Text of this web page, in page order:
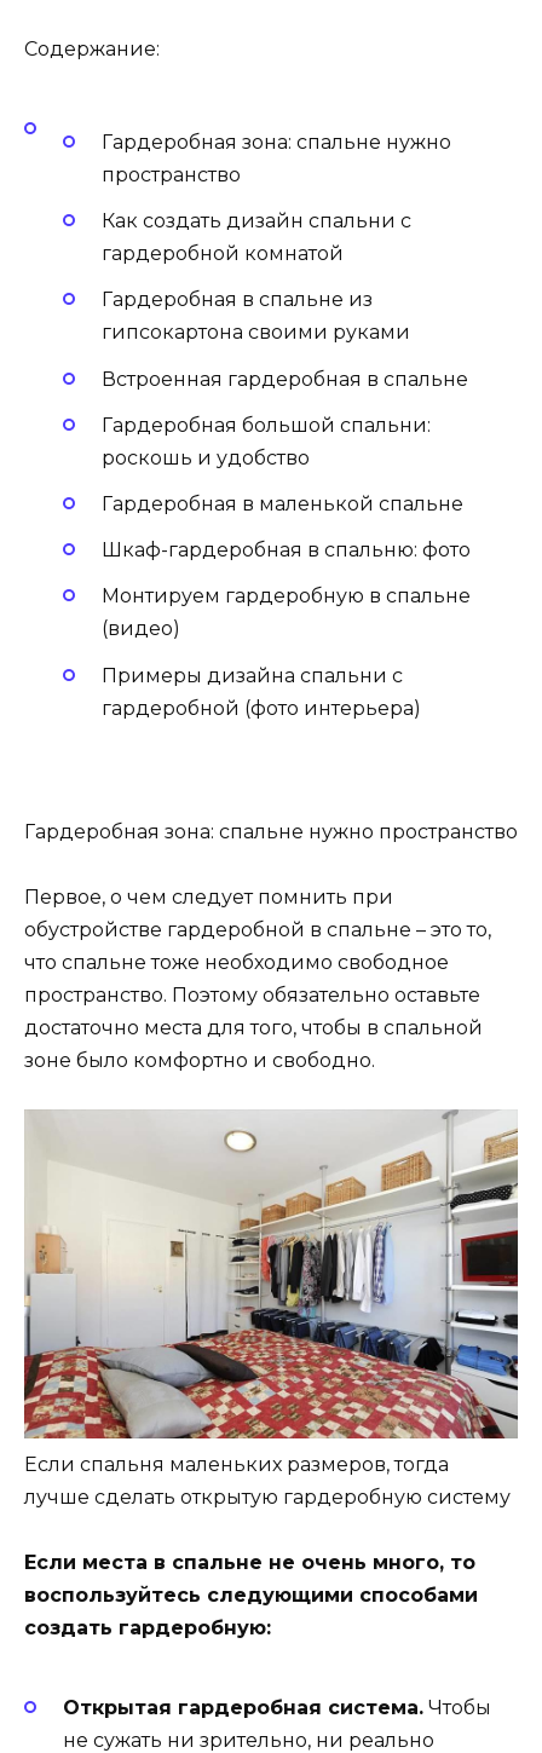
Содержание:
Гардеробная зона: спальне нужно
пространство
Как создать дизайн спальни с
гардеробной комнатой
Гардеробная в спальне из
гипсокартона своими руками
Встроенная гардеробная в спальне
Гардеробная большой спальни:
роскошь и удобство
Гардеробная в маленькой спальне
Шкаф-гардеробная в спальню: фото
Монтируем гардеробную в спальне
(видео)
Примеры дизайна спальни с
гардеробной (фото интерьера)
Гардеробная зона: спальне нужно пространство
Первое, о чем следует помнить при
обустройстве гардеробной в спальне – это то,
что спальне тоже необходимо свободное
пространство. Поэтому обязательно оставьте
достаточно места для того, чтобы в спальной
зоне было комфортно и свободно.
Если спальня маленьких размеров, тогда
лучше сделать открытую гардеробную систему
Если места в спальне не очень много, то
воспользуйтесь следующими способами
создать гардеробную:
Открытая гардеробная система. Чтобы
не сужать ни зрительно, ни реально